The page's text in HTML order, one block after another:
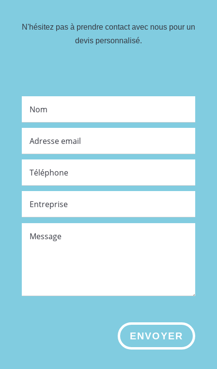
N'hésitez pas à prendre contact avec nous pour un
devis personnalisé.
ENVOYER